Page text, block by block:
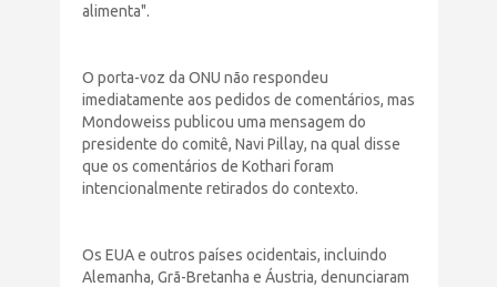
alimenta".
O porta-voz da ONU não respondeu
imediatamente aos pedidos de comentários, mas
Mondoweiss publicou uma mensagem do
presidente do comitê, Navi Pillay, na qual disse
que os comentários de Kothari foram
intencionalmente retirados do contexto.
Os EUA e outros países ocidentais, incluindo
Alemanha, Grã-Bretanha e Áustria, denunciaram